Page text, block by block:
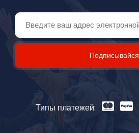
Подписывайся
Типы платежей: